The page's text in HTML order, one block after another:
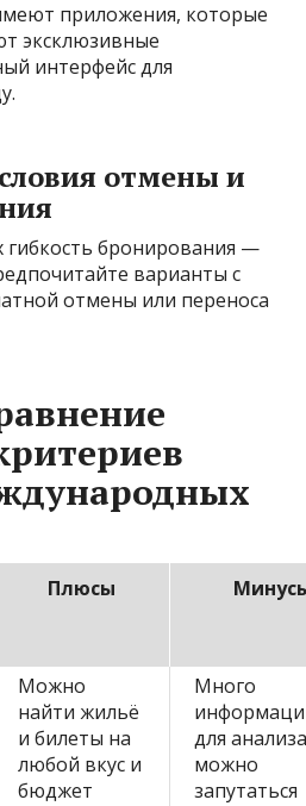
приложения, которые
эксклюзивные
интерфейс для
отмены и
гибкость бронирования —
варианты с
отмены или переноса
Плюсы
Можно
найти жильё
и билеты на
любой вкус и
бюджет
Много
для
можно
запутаться